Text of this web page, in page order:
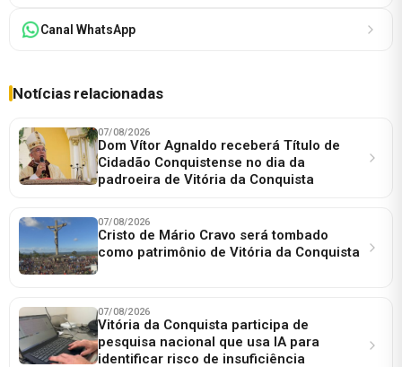
Canal WhatsApp
Notícias relacionadas
07/08/2026
Dom Vítor Agnaldo receberá Título de
Cidadão Conquistense no dia da
padroeira de Vitória da Conquista
07/08/2026
Cristo de Mário Cravo será tombado
como patrimônio de Vitória da Conquista
07/08/2026
Vitória da Conquista participa de
pesquisa nacional que usa IA para
identificar risco de insuficiência